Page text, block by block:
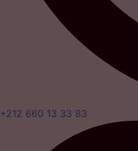
+212 660 13 33 83